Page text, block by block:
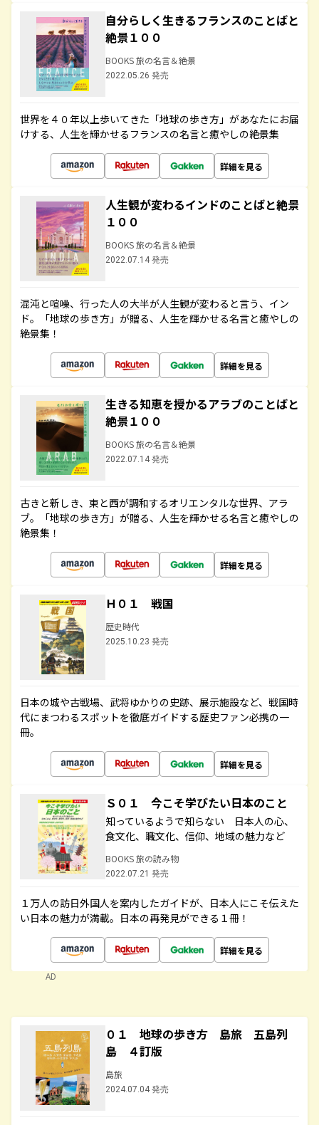
自分らしく生きるフランスのことばと
絶景１００
BOOKS 旅の名言＆絶景
2022.05.26 発売
世界を４０年以上歩いてきた「地球の歩き方」があなたにお届
けする、人生を輝かせるフランスの名言と癒やしの絶景集
詳細を見る
人生観が変わるインドのことばと絶景
１００
BOOKS 旅の名言＆絶景
2022.07.14 発売
混沌と喧噪、行った人の大半が人生観が変わると言う、イン
ド。「地球の歩き方」が贈る、人生を輝かせる名言と癒やしの
絶景集！
詳細を見る
生きる知恵を授かるアラブのことばと
絶景１００
BOOKS 旅の名言＆絶景
2022.07.14 発売
古きと新しき、東と西が調和するオリエンタルな世界、アラ
ブ。「地球の歩き方」が贈る、人生を輝かせる名言と癒やしの
絶景集！
詳細を見る
Ｈ０１ 戦国
歴史時代
2025.10.23 発売
日本の城や古戦場、武将ゆかりの史跡、展示施設など、戦国時
代にまつわるスポットを徹底ガイドする歴史ファン必携の一
冊。
詳細を見る
Ｓ０１ 今こそ学びたい日本のこと
知っているようで知らない 日本人の心、
食文化、職文化、信仰、地域の魅力など
BOOKS 旅の読み物
2022.07.21 発売
１万人の訪日外国人を案内したガイドが、日本人にこそ伝えた
い日本の魅力が満載。日本の再発見ができる１冊！
詳細を見る
AD
０１ 地球の歩き方 島旅 五島列
島 ４訂版
島旅
2024.07.04 発売